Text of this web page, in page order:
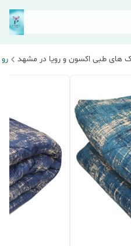
های طبی اکسون و رویا در مشهد